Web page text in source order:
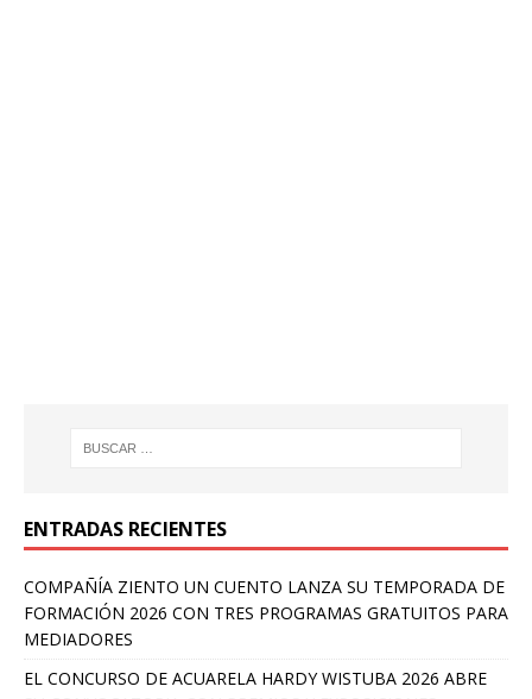
ENTRADAS RECIENTES
COMPAÑÍA ZIENTO UN CUENTO LANZA SU TEMPORADA DE
FORMACIÓN 2026 CON TRES PROGRAMAS GRATUITOS PARA
MEDIADORES
EL CONCURSO DE ACUARELA HARDY WISTUBA 2026 ABRE